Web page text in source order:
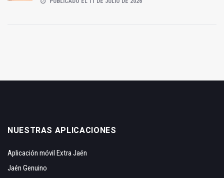
NUESTRAS APLICACIONES
Aplicación móvil Extra Jaén
Jaén Genuino